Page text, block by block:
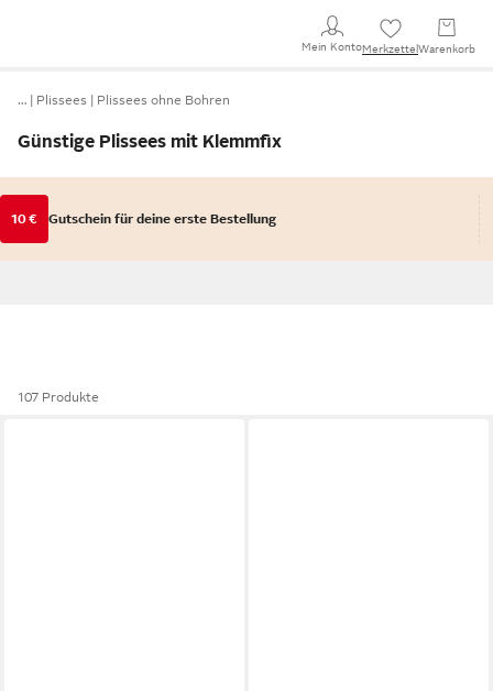
Mein KontoMerkzettel Warenkorb
… Plissees Plissees ohne Bohren
Günstige Plissees mit Klemmfix
10 € Gutschein für deine erste Bestellung
107 Produkte